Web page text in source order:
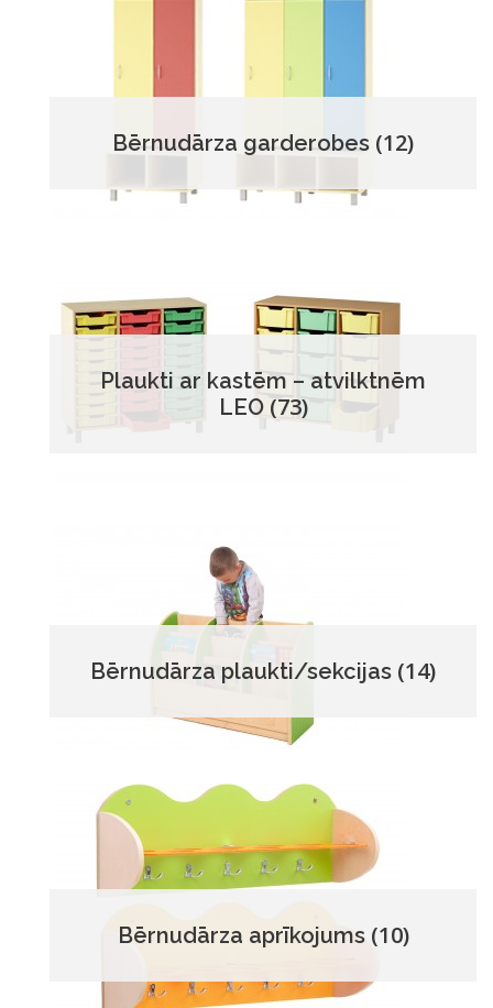
Bērnudārza garderobes (12)
Plaukti ar kastēm – atvilktnēm
LEO (73)
Bērnudārza plaukti/sekcijas (14)
Bērnudārza aprīkojums (10)